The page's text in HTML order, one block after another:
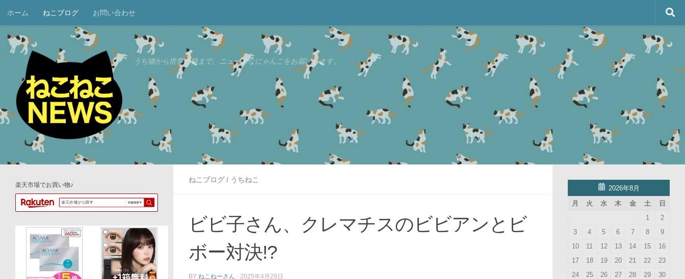
コンテンツへスキップ
ホーム ねこブログ お問い合わせ
うち猫から世界の猫まで、ニュースなにゃんこをお届けします。
ねこブログ / うちねこ
ビビ子さん、クレマチスのビビアンとビ
ボー対決!?
BY ねこねーさん · 2025年4月29日
楽天市場でお買い物♪
2026年8月
月
火 水 木 金 土
日
1
2
3
4 5 6 7 8
9
10
11 12 13 14 15
16
17
18 19 20 21 22
23
24
25 26 27 28 29
30